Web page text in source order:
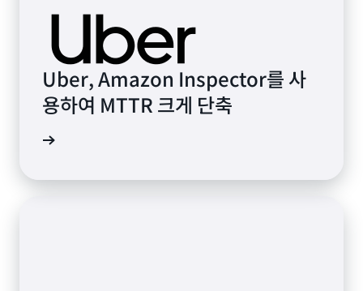
Uber, Amazon Inspector를 사
용하여 MTTR 크게 단축